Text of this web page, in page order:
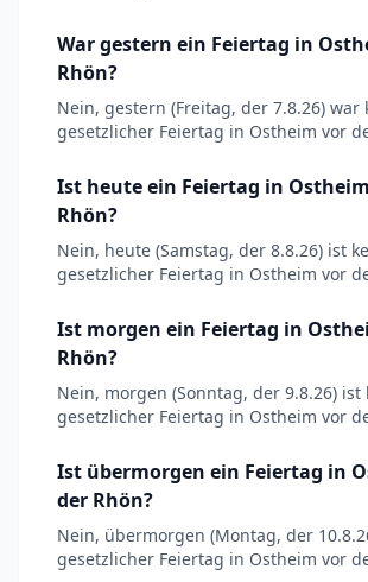
War gestern ein Feiertag in
Rhön?
Nein, gestern (Freitag, der 7.8.26) war
gesetzlicher Feiertag in Ostheim vor
Ist heute ein Feiertag in
Rhön?
Nein, heute (Samstag, der 8.8.26) ist
gesetzlicher Feiertag in Ostheim vor
Ist morgen ein Feiertag in
Rhön?
Nein, morgen (Sonntag, der 9.8.26) ist
gesetzlicher Feiertag in Ostheim vor
Ist übermorgen ein Feiertag in
der Rhön?
Nein, übermorgen (Montag, der
gesetzlicher Feiertag in Ostheim vor